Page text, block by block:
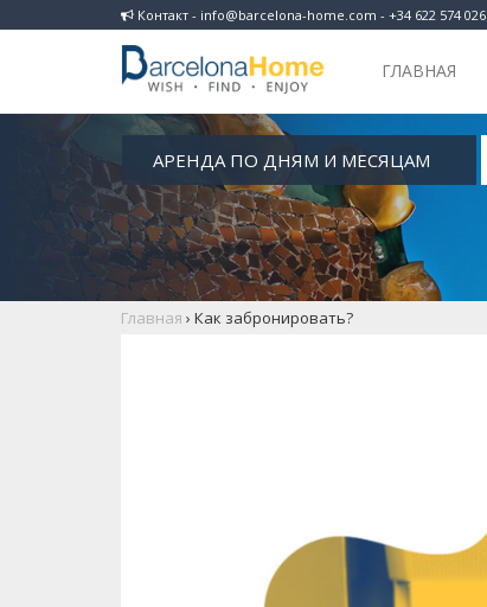
Контакт - info@barcelona-home.com - +34 622 574 026
ГЛАВНАЯ
АРЕНДА ПО ДНЯМ И МЕСЯЦАМ
Главная › Как забронировать?